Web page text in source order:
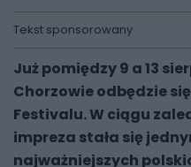
Tekst sponsorowany
Już pomiędzy 9 a 13
Chorzowie odbędzie
Festivalu. W ciągu
impreza stała się
najważniejszych